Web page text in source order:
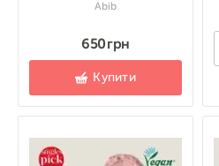
Abib
650 грн
Купити